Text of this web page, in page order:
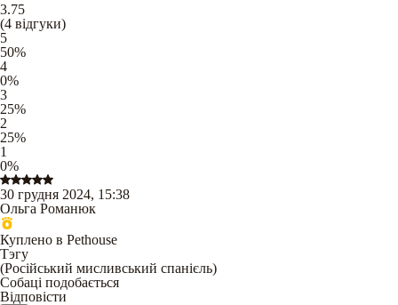
3.75
(4 відгуки)
5
50%
4
0%
3
25%
2
25%
1
0%
30 грудня 2024, 15:38
Ольга Романюк
Куплено в Pethouse
Тэгу
(Російський мисливський спанієль)
Собаці подобається
Відповісти